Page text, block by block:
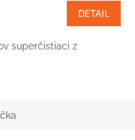
DETAIL
superčistiaci z